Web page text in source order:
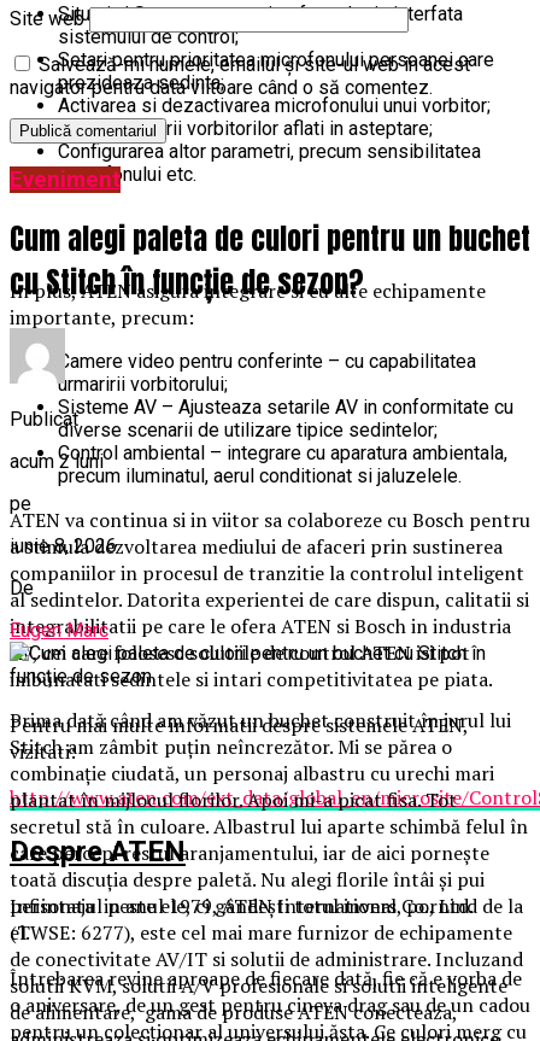
Situatia/ Starea tuturor microfoanelor in interfata
sistemului de control;
Setari pentru prioritatea microfonului persoanei care
prezideaza sedinta;
Activarea si dezactivarea microfonului unui vorbitor;
Indicarea starii vorbitorilor aflati in asteptare;
Configurarea altor parametri, precum sensibilitatea
microfonului etc.
In plus, ATEN asigura integrare si cu alte echipamente
importante, precum:
Camere video pentru conferinte – cu capabilitatea
urmaririi vorbitorului;
Sisteme AV – Ajusteaza setarile AV in conformitate cu
diverse scenarii de utilizare tipice sedintelor;
Control ambiental – integrare cu aparatura ambientala,
precum iluminatul, aerul conditionat si jaluzelele.
ATEN va continua si in viitor sa colaboreze cu Bosch pentru
a stimula dezvoltarea mediului de afaceri prin sustinerea
companiilor in procesul de tranzitie la controlul inteligent
al sedintelor. Datorita experientei de care dispun, calitatii si
integrabilitatii pe care le ofera ATEN si Bosch in industria
AV, cei care folosesc solutiile de control ATEN isi pot
imbunatati sedintele si intari competitivitatea pe piata.
Pentru mai multe informatii despre sistemele ATEN,
vizitati:
http://www.aten.com/ext_data/global_en/microsite/
Despre ATEN
Infiintata in anul 1979, ATEN International Co., Ltd.
(TWSE: 6277), este cel mai mare furnizor de echipamente
de conectivitate AV/IT si solutii de administrare. Incluzand
solutii KVM, solutii A/V profesionale si solutii inteligente
de alimentare, gama de produse ATEN conecteaza,
Site web
Salvează-mi numele, emailul și site-ul web în acest
navigator pentru data viitoare când o să comentez.
Eveniment
Cum alegi paleta de culori pentru un buchet
cu Stitch în funcție de sezon?
Publicat
acum 2 luni
pe
iunie 8, 2026
De
Eugen Marc
Prima dată când am văzut un buchet construit în jurul lui
Stitch am zâmbit puțin neîncrezător. Mi se părea o
combinație ciudată, un personaj albastru cu urechi mari
plantat în mijlocul florilor. Apoi mi-a picat fisa. Tot
secretul stă în culoare. Albastrul lui aparte schimbă felul în
care percepi restul aranjamentului, iar de aici pornește
toată discuția despre paletă. Nu alegi florile întâi și pui
personajul peste ele, ci gândești totul invers, pornind de la
el.
Întrebarea revine aproape de fiecare dată, fie că e vorba de
o aniversare, de un gest pentru cineva drag sau de un cadou
pentru un colecționar al universului ăsta. Ce culori merg cu